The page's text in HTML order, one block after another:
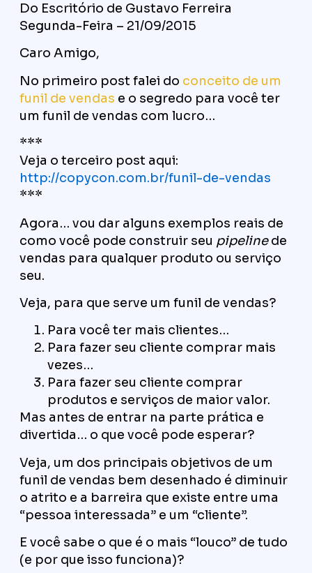
Do Escritório de Gustavo Ferreira
Segunda-Feira – 21/09/2015
Caro Amigo,
No primeiro post falei do conceito de um
funil de vendas e o segredo para você ter
um funil de vendas com lucro…
***
Veja o terceiro post aqui:
http://copycon.com.br/funil-de-vendas
***
Agora… vou dar alguns exemplos reais de
como você pode construir seu pipelinede
vendas para qualquer produto ou serviço
seu.
Veja, para que serve um funil de vendas?
Para você ter mais clientes…
Para fazer seu cliente comprar mais
vezes…
Para fazer seu cliente comprar
produtos e serviços de maior valor.
Mas antes de entrar na parte prática e
divertida… o que você pode esperar?
Veja, um dos principais objetivos de um
funil de vendas bem desenhado é diminuir
o atrito e a barreira que existe entre uma
“pessoa interessada” e um “cliente”.
E você sabe o que é o mais “louco” de tudo
(e por que isso funciona)?